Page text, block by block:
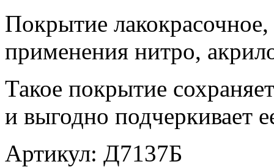
Покрытие
применения нитро,
Такое покрытие
и выгодно подчеркивает
Артикул: Д7137Б